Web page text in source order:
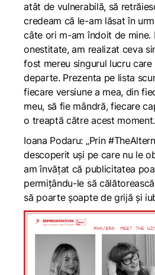
atât de vulnerabilă, să
credeam că le-am lăsat în
câte ori m-am îndoit de mine.
onestitate, am realizat ceva
fost mereu singurul lucru
departe. Prezenta pe lista
fiecare versiune a mea, din
meu, să fie mândră, fiecare
o treaptă către acest
Ioana Podaru: „Prin
descoperit uși pe care nu le
am învățat că publicitatea
permițându-le să
să poarte șoapte de grijă și